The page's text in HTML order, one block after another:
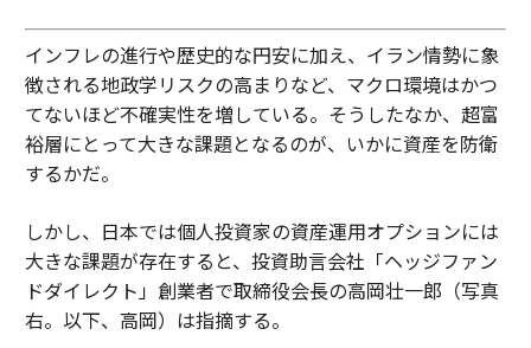
インフレの進行や歴史的な円安に加え、イラン情勢に象
徴される地政学リスクの高まりなど、マクロ環境はかつ
てないほど不確実性を増している。そうしたなか、超富
裕層にとって大きな課題となるのが、いかに資産を防衛
するかだ。
しかし、日本では個人投資家の資産運用オプションには
大きな課題が存在すると、投資助言会社「ヘッジファン
ドダイレクト」創業者で取締役会長の高岡壮一郎（写真
右。以下、高岡）は指摘する。